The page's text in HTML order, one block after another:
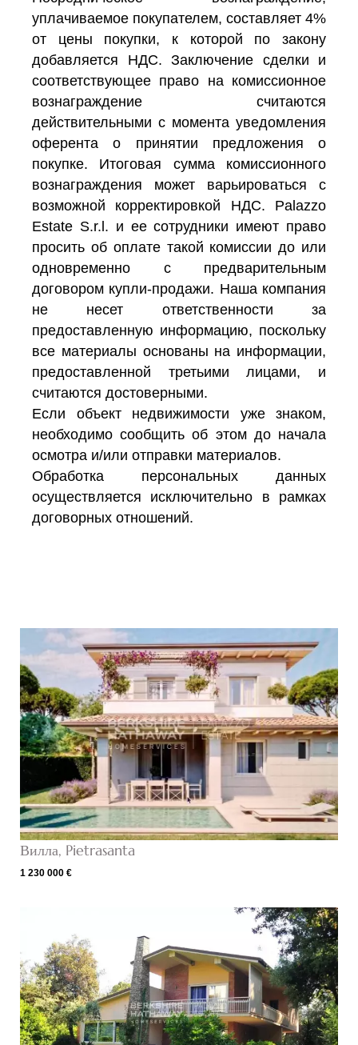
уплачиваемое покупателем, составляет 4%
от цены покупки, к которой по закону
добавляется НДС. Заключение сделки и
соответствующее право на комиссионное
вознаграждение считаются
действительными с момента уведомления
оферента о принятии предложения о
покупке. Итоговая сумма комиссионного
вознаграждения может варьироваться с
возможной корректировкой НДС. Palazzo
Estate S.r.l. и ее сотрудники имеют право
просить об оплате такой комиссии до или
одновременно с предварительным
договором купли-продажи. Наша компания
не несет ответственности за
предоставленную информацию, поскольку
все материалы основаны на информации,
предоставленной третьими лицами, и
считаются достоверными.
Если объект недвижимости уже знаком,
необходимо сообщить об этом до начала
осмотра и/или отправки материалов.
Обработка персональных данных
осуществляется исключительно в рамках
договорных отношений.
Вилла, Pietrasanta
1 230 000 €